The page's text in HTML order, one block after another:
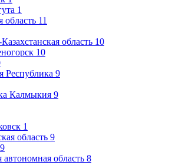
1
область 11
область 10
10
Республика 9
Калмыкия 9
1
область 9
9
автономная область 8